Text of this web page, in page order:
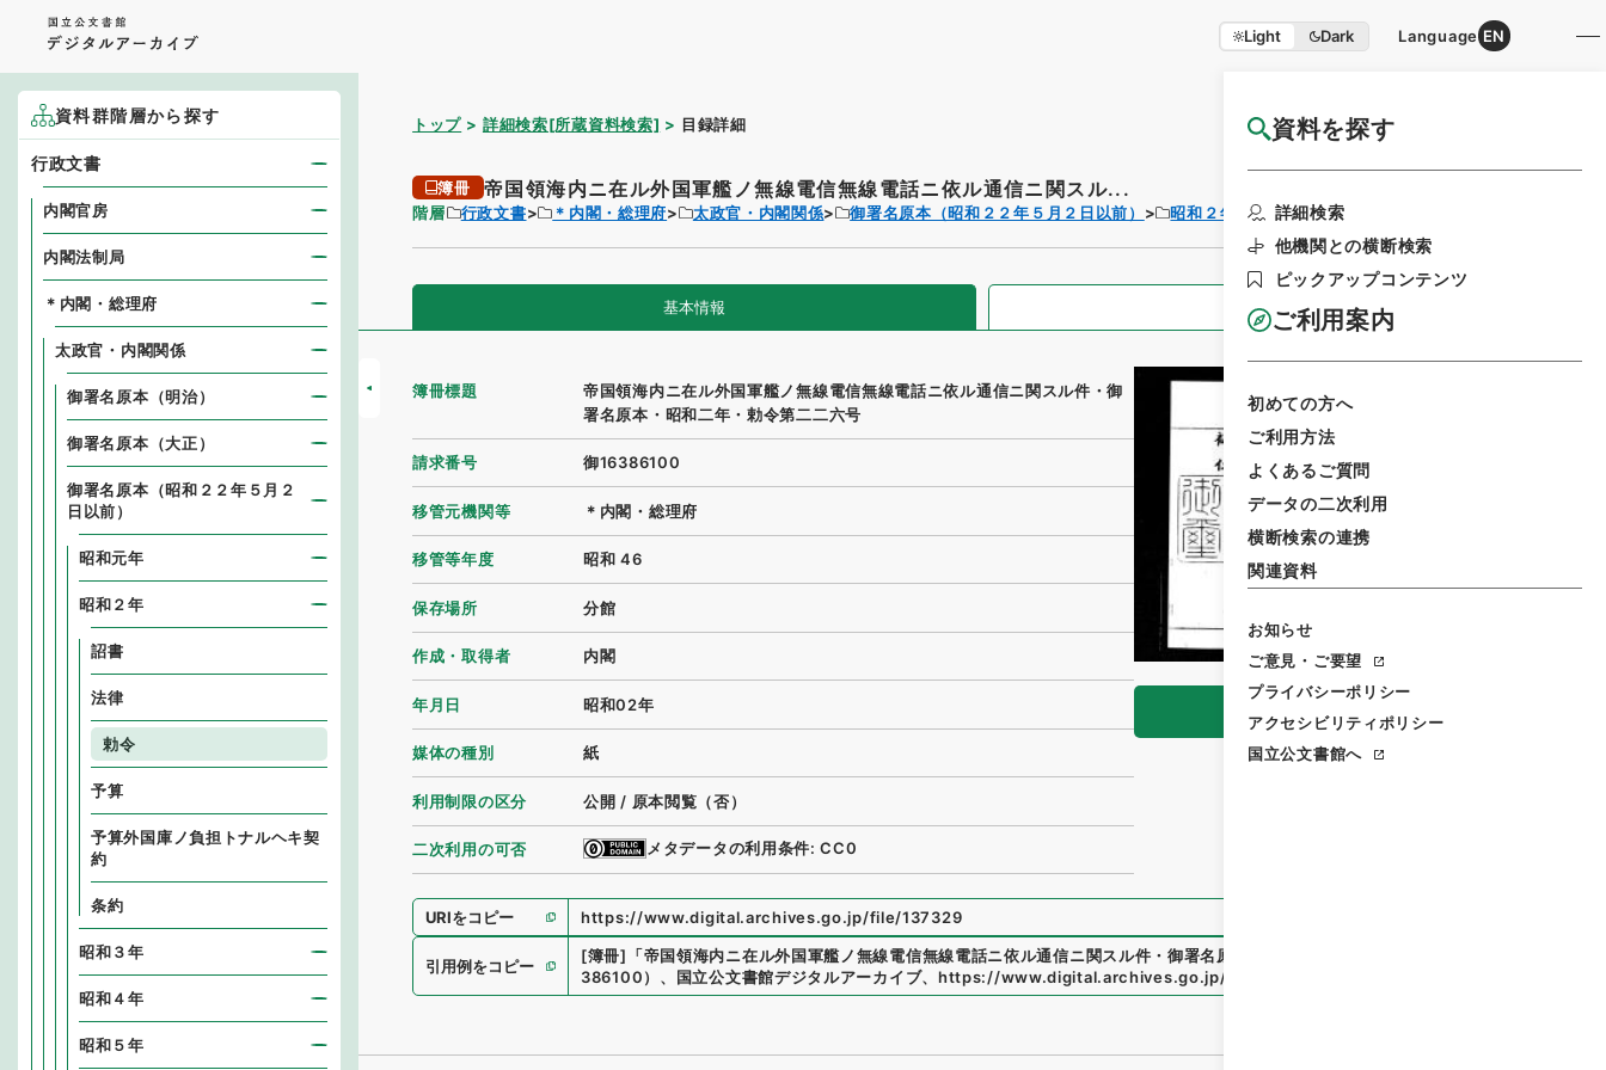
Light Dark Language EN
資料を探す
詳細検索
他機関との横断検索
ピックアップコンテンツ
ご利用案内
初めての方へ
ご利用方法
よくあるご質問
データの二次利用
横断検索の連携
関連資料
お知らせ
ご意見・ご要望
プライバシーポリシー
アクセシビリティポリシー
国立公文書館へ
トップ 詳細検索[所蔵資料検索] 目録詳細 国立公文書館HP利用案内
簿冊 帝国領海内ニ在ル外国軍艦ノ無線電信無線電話ニ依ル通信ニ関スル...
階層 行政文書 ＊内閣・総理府 太政官・内閣関係 御署名原本（昭和２２年５月２日以前） 昭和２年 勅令
基本情報 全ての情報
閲覧
簿冊標題
帝国領海内ニ在ル外国軍艦ノ無線電信無線電話ニ依ル通信ニ関スル件・御
署名原本・昭和二年・勅令第二二六号
請求番号 御16386100
移管元機関等 ＊内閣・総理府
移管等年度 昭和 46
保存場所 分館
作成・取得者 内閣
年月日 昭和02年
媒体の種別 紙
利用制限の区分 公開 / 原本閲覧（否）
二次利用の可否 メタデータの利用条件: CC0
URIをコピー https://www.digital.archives.go.jp/file/137329
引用例をコピー
[簿冊] 「帝国領海内ニ在ル外国軍艦ノ無線電信無線電話ニ依ル通信ニ関スル件・御署名原本・昭和二年・勅令第二二六号
386100） 、 国立公文書館デジタルアーカイブ、 https://www.digital.archives.go.jp/file/137329
資料群階層から探す
行政文書
内閣官房
内閣法制局
＊内閣・総理府
太政官・内閣関係
御署名原本（明治）
御署名原本（大正）
御署名原本（昭和２２年５月２
日以前）
昭和元年
昭和２年
詔書
法律
勅令
予算
予算外国庫ノ負担トナルヘキ契
約
条約
昭和３年
昭和４年
昭和５年